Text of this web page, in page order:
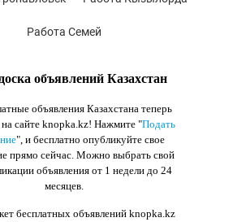
объявлений Казахстан
объявления Казахстана теперь
сайте knopka.kz! Нажмите "Подать
", и бесплатно опубликуйте свое
прямо сейчас. Можно выбрать свой
объявления от 1 недели до 24
месяцев.
бесплатных объявлений knopka.kz
Работа Семей